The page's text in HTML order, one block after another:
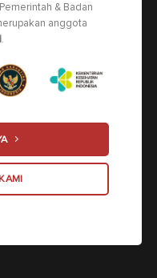
& Badan
anggota
.